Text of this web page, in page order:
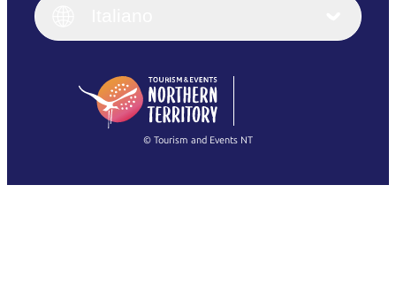
English
(Singapore)
Français
繁體中文
© Tourism and Events NT